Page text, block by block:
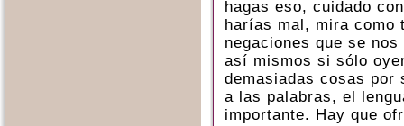
hagas eso, cuidado
harías mal, mira como
negaciones que se
así mismos si sólo
demasiadas cosas por
a las palabras, el
importante. Hay que